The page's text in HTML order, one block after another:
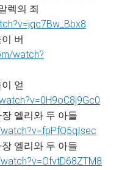
렉의 죄
버
watch?
얻
엘리와 두 아들
엘리와 두 아들